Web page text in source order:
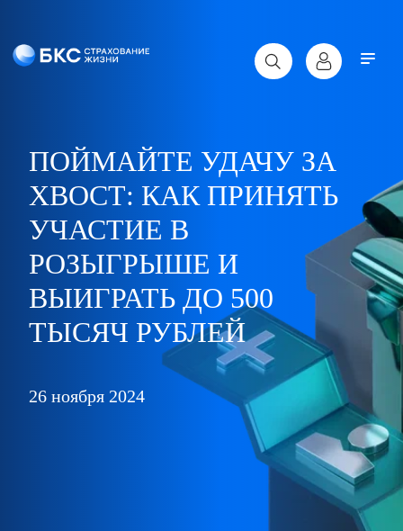
ПОЙМАЙТЕ УДАЧУ ЗА
ХВОСТ: КАК ПРИНЯТЬ
УЧАСТИЕ В
РОЗЫГРЫШЕ И
ВЫИГРАТЬ ДО 500
ТЫСЯЧ РУБЛЕЙ
26 ноября 2024